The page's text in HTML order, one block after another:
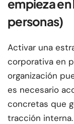
empieza en
personas)
Activar una
corporativa en
organización
es necesario
concretas que
tracción interna.